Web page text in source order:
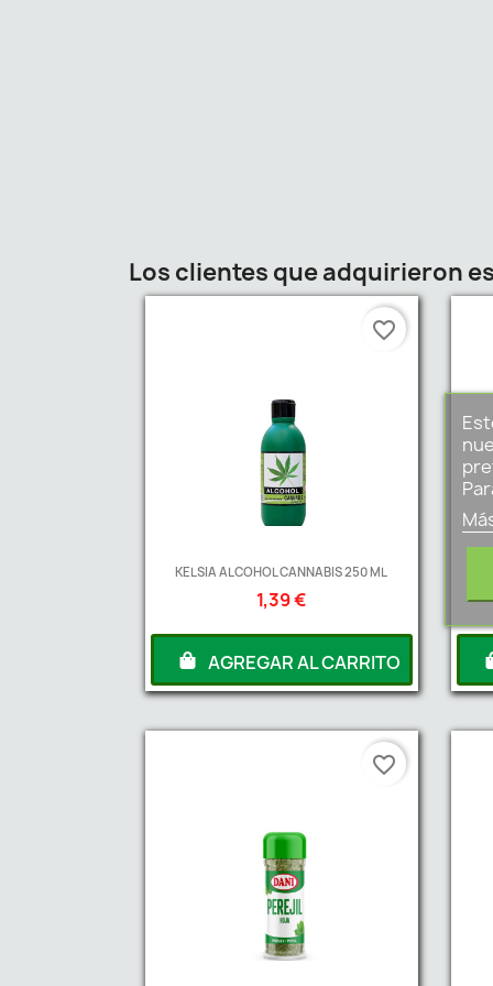
Los clientes que adquirieron
KELSIA ALCOHOL CANNABIS 250 ML
1,39 €
AGREGAR AL CARRITO
favorite_border
favorite_border